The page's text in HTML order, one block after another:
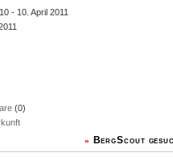
- 10. April 2011
(0)
» BergScout